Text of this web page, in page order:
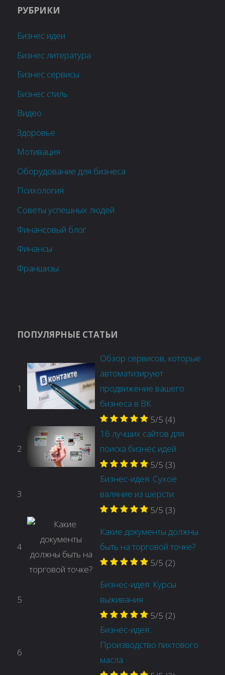
РУБРИКИ
Бизнес идеи
Бизнес литература
Бизнес сервисы
Бизнес стиль
Видео
Здоровье
Мотивация
Оборудование для бизнеса
Психология
Советы успешных людей
Финансовый блог
Финансы
Франшизы
ПОПУЛЯРНЫЕ СТАТЬИ
1
Обзор сервисов, которые
автоматизируют
продвижение вашего
бизнеса в ВК
5/5 (4)
2
16 лучших сайтов для
поиска бизнес идей
5/5 (3)
3
Бизнес-идея: Сухое
валяние из шерсти
5/5 (3)
4
Какие документы должны
быть на торговой точке?
5/5 (2)
5
Бизнес-идея: Курсы
выживания
5/5 (2)
6
Бизнес-идея:
Производство пихтового
масла